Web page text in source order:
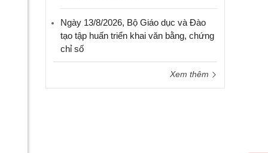
Ngày 13/8/2026, Bộ Giáo dục và Đào
tạo tập huấn triển khai văn bằng, chứng
chỉ số
Xem thêm